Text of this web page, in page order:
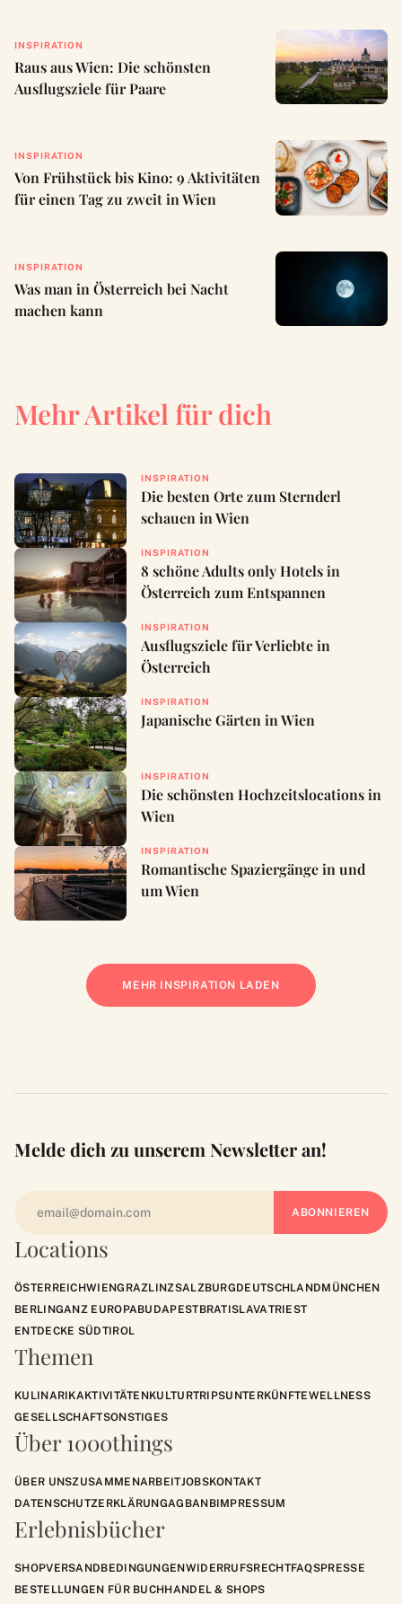
INSPIRATION
Raus aus Wien: Die schönsten
Ausflugsziele für Paare
INSPIRATION
Von Frühstück bis Kino: 9 Aktivitäten
für einen Tag zu zweit in Wien
INSPIRATION
Was man in Österreich bei Nacht
machen kann
Mehr Artikel für dich
INSPIRATION
Die besten Orte zum Sternderl
schauen in Wien
INSPIRATION
8 schöne Adults only Hotels in
Österreich zum Entspannen
INSPIRATION
Ausflugsziele für Verliebte in
Österreich
INSPIRATION
Japanische Gärten in Wien
INSPIRATION
Die schönsten Hochzeitslocations in
Wien
INSPIRATION
Romantische Spaziergänge in und
um Wien
MEHR INSPIRATION LADEN
Locations
ÖSTERREICHWIENGRAZLINZSALZBURGDEUTSCHLANDMÜNCHEN
BERLINGANZ EUROPABUDAPESTBRATISLAVATRIEST
ENTDECKE SÜDTIROL
Themen
KULINARIKAKTIVITÄTENKULTURTRIPSUNTERKÜNFTEWELLNESS
GESELLSCHAFTSONSTIGES
Über 1000things
ÜBER UNSZUSAMMENARBEITJOBSKONTAKT
DATENSCHUTZERKLÄRUNGAGBANBIMPRESSUM
Erlebnisbücher
SHOPVERSANDBEDINGUNGENWIDERRUFSRECHTFAQSPRESSE
BESTELLUNGEN FÜR BUCHHANDEL & SHOPS
Melde dich zu unserem Newsletter an!